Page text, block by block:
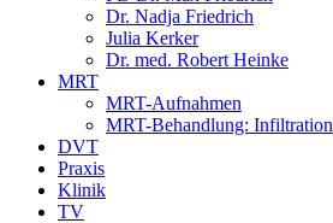
Dr. Nadja Friedrich
Julia Kerker
Dr. med. Robert Heinke
MRT
MRT-Aufnahmen
MRT-Behandlung: Infiltration
DVT
Praxis
Klinik
TV